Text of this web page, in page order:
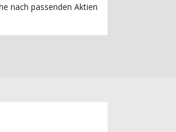
nach passenden Aktien